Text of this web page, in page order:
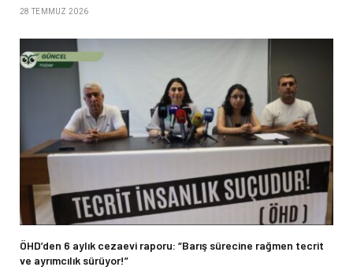
28 TEMMUZ 2026
ÖHD’den 6 aylık cezaevi raporu: “Barış sürecine rağmen tecrit
ve ayrımcılık sürüyor!”